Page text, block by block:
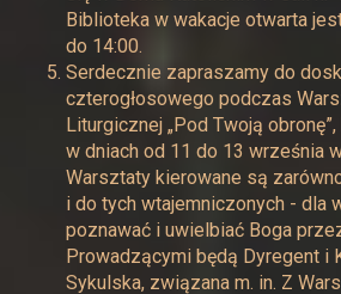
Biblioteka w wakacje otwarta
do 14:00.
Serdecznie zapraszamy do
czterogłosowego podczas
Liturgicznej „Pod Twoją
w dniach od 11 do 13 września
Warsztaty kierowane są
i do tych wtajemniczonych - dla
poznawać i uwielbiać Boga
Prowadzącymi będą Dyregent i
Sykulska, związana m. in. Z